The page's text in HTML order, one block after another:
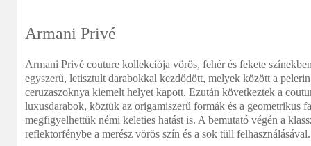
Armani Privé
Armani Privé couture kollekciója vörös, fehér és fekete
egyszerű, letisztult darabokkal kezdődött, melyek között a
ceruzaszoknya kiemelt helyet kapott. Ezután következtek a
luxusdarabok, köztük az origamiszerű formák és a geometrikus
megfigyelhettük némi keleties hatást is. A bemutató végén a
reflektorfénybe a merész vörös szín és a sok tüll felhasználásával.